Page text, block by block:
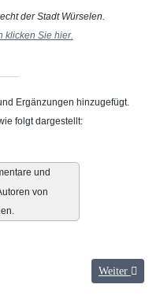
der Stadt Würselen.
klicken Sie hier.
Ergänzungen hinzugefügt.
folgt dargestellt:
und
von
S. 50 - 59 Nächster
Weiter